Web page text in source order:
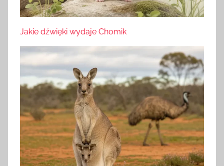
Jakie dźwięki wydaje Chomik